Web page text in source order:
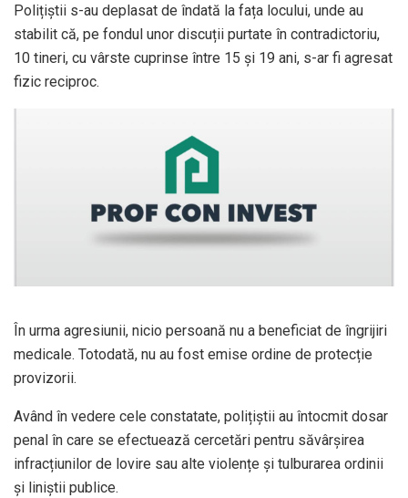
Polițiștii s-au deplasat de îndată la fața locului, unde au
stabilit că, pe fondul unor discuții purtate în contradictoriu,
10 tineri, cu vârste cuprinse între 15 și 19 ani, s-ar fi agresat
fizic reciproc.
În urma agresiunii, nicio persoană nu a beneficiat de îngrijiri
medicale. Totodată, nu au fost emise ordine de protecție
provizorii.
Având în vedere cele constatate, polițiștii au întocmit dosar
penal în care se efectuează cercetări pentru săvârșirea
infracțiunilor de lovire sau alte violențe și tulburarea ordinii
și liniștii publice.